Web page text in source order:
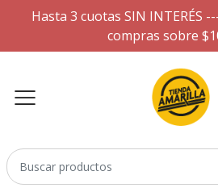
Hasta 3 cuotas SIN INTERÉS
compras sobre